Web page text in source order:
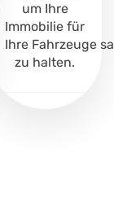
um Ihre
Immobilie für
Ihre Fahrzeuge
zu halten.